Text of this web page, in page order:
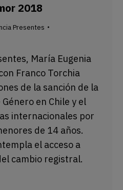
2018
Presentes
María Eugenia
Franco Torchia
de la sanción de la
en Chile y el
internacionales por
de 14 años.
el acceso a
cambio registral.